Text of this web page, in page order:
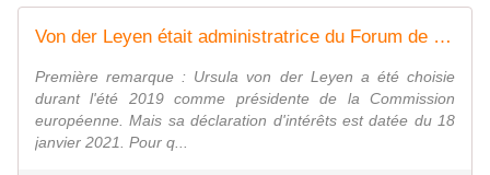
Von der Leyen était administratrice du Forum de Davos jusqu'en 2019
Première remarque : Ursula von der Leyen a été choisie
durant l'été 2019 comme présidente de la Commission
européenne. Mais sa déclaration d'intérêts est datée du 18
janvier 2021. Pour q...